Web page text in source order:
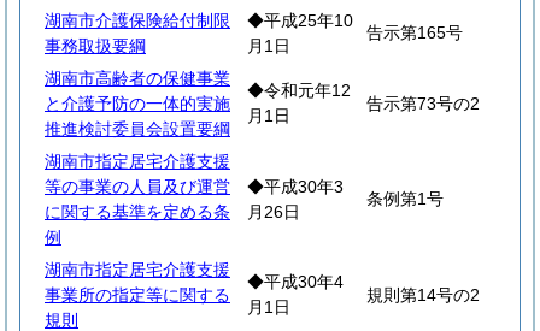
湖南市介護保険給付制限
事務取扱要綱
◆平成25年10
月1日
告示第165号
湖南市高齢者の保健事業
と介護予防の一体的実施
推進検討委員会設置要綱
◆令和元年12
月1日
告示第73号の2
湖南市指定居宅介護支援
等の事業の人員及び運営
に関する基準を定める条
例
◆平成30年3
月26日
条例第1号
湖南市指定居宅介護支援
事業所の指定等に関する
規則
◆平成30年4
月1日
規則第14号の2